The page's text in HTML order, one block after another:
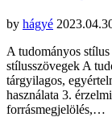
by hágyé
A tudományos
stílusszövegek A
tárgyilagos,
használata 3.
forrásmegjelölés,…